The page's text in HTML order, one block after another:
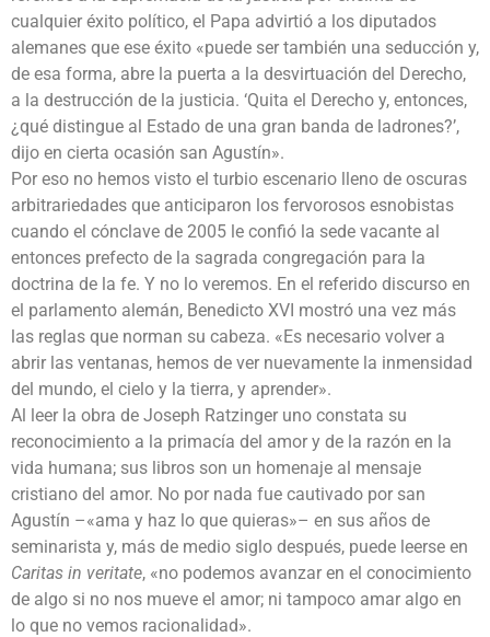
cualquier éxito político, el Papa advirtió a los diputados
alemanes que ese éxito «puede ser también una seducción y,
de esa forma, abre la puerta a la desvirtuación del Derecho,
a la destrucción de la justicia. ‘Quita el Derecho y, entonces,
¿qué distingue al Estado de una gran banda de ladrones?’,
dijo en cierta ocasión san Agustín».
Por eso no hemos visto el turbio escenario lleno de oscuras
arbitrariedades que anticiparon los fervorosos esnobistas
cuando el cónclave de 2005 le confió la sede vacante al
entonces prefecto de la sagrada congregación para la
doctrina de la fe. Y no lo veremos. En el referido discurso en
el parlamento alemán, Benedicto XVI mostró una vez más
las reglas que norman su cabeza. «Es necesario volver a
abrir las ventanas, hemos de ver nuevamente la inmensidad
del mundo, el cielo y la tierra, y aprender».
Al leer la obra de Joseph Ratzinger uno constata su
reconocimiento a la primacía del amor y de la razón en la
vida humana; sus libros son un homenaje al mensaje
cristiano del amor. No por nada fue cautivado por san
Agustín –«ama y haz lo que quieras»– en sus años de
seminarista y, más de medio siglo después, puede leerse en
Caritas in veritate, «no podemos avanzar en el conocimiento
de algo si no nos mueve el amor; ni tampoco amar algo en
lo que no vemos racionalidad».